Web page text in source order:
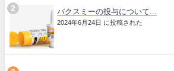
バクスミーの投与について...
2024年6月24日 に投稿された